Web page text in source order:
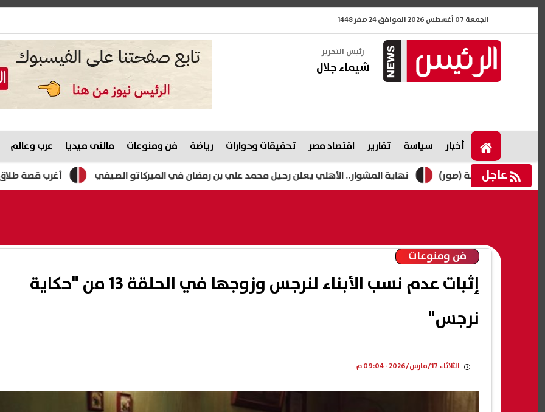
الجمعة 07 أغسطس 2026 الموافق 24 صفر 1448
رئيس التحرير
شيماء جلال
أخبار سياسة تقارير اقتصاد مصر تحقيقات وحوارات رياضة فن ومنوعات مالتى ميديا عرب وعالم
عاجل أغرب قصة طلاق.. نقيب نهاية المشوار.. الأهلي يعلن رحيل محمد علي بن رمضان في الميركاتو الصيفي زينة (صور)
فن ومنوعات
إثبات عدم نسب الأبناء لنرجس وزوجها في الحلقة 13 من "حكاية
نرجس"
الثلاثاء 17/مارس/2026 - 09:04 م